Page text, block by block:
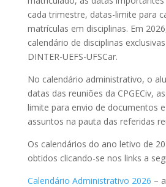
cada trimestre, datas-limite para
matrículas em disciplinas. Em
calendário de disciplinas
DINTER-UEFS-UFSCar.
No calendário administrativo, o
datas das reuniões da CPGECiv,
limite para envio de documentos
assuntos na pauta das referidas
Os calendários do ano letivo de
obtidos clicando-se nos links a
Calendário Administrativo 2026 –